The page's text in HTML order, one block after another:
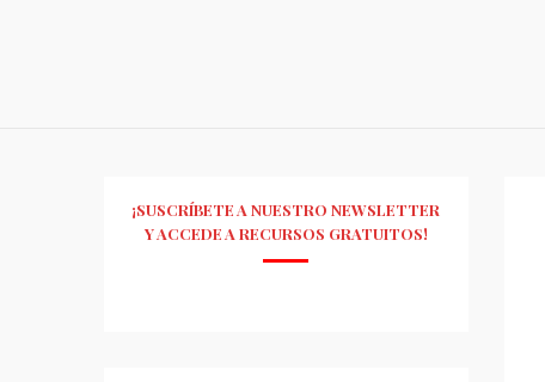
¡SUSCRÍBETE A NUESTRO NEWSLETTER
Y ACCEDE A RECURSOS GRATUITOS!